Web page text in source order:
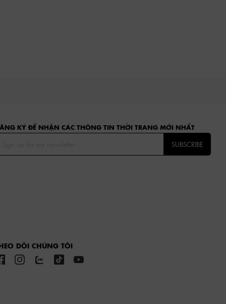
KÝ ĐỂ NHẬN CÁC THÔNG TIN THỜI TRANG MỚI NHẤT
SUBSCRIBE
DÕI CHÚNG TÔI